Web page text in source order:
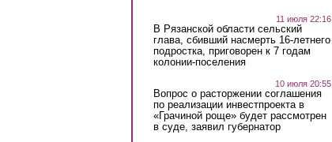
11 июля 22:16
В Рязанской области сельский
глава, сбивший насмерть 16-летнего
подростка, приговорен к 7 годам
колонии-поселения
10 июля 20:55
Вопрос о расторжении соглашения
по реализации инвестпроекта в
«Грачиной роще» будет рассмотрен
в суде, заявил губернатор